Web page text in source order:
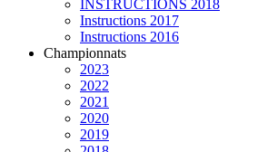
INSTRUCTIONS 2018
Instructions 2017
Instructions 2016
Championnats
2023
2022
2021
2020
2019